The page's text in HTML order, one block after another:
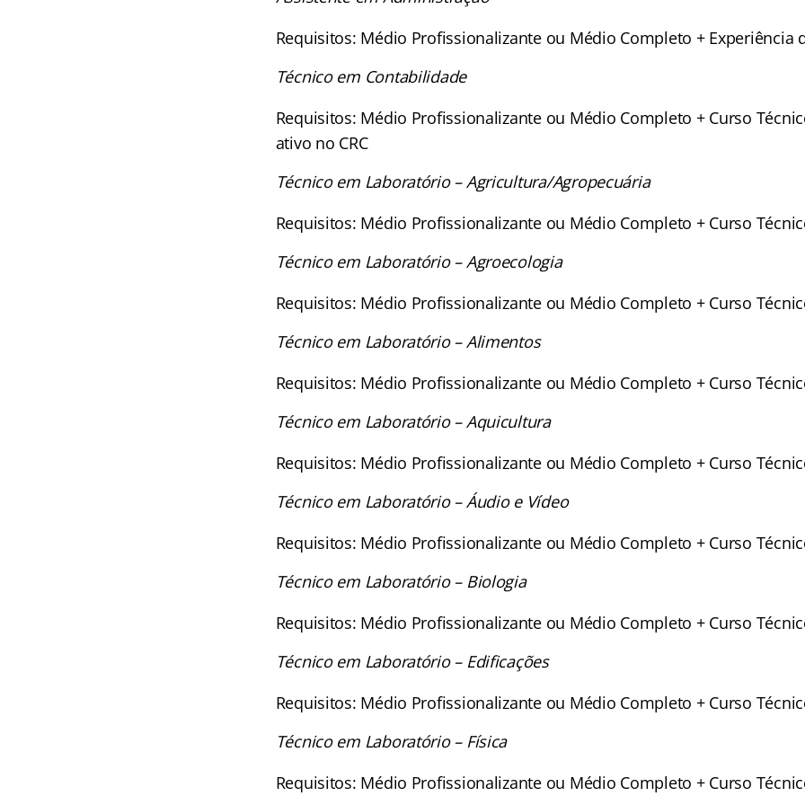
Requisitos: Médio Profissionalizante ou Médio Completo + Experiência
Técnico em Contabilidade
Requisitos: Médio Profissionalizante ou Médio Completo + Curso
ativo no CRC
Técnico em Laboratório – Agricultura/Agropecuária
Requisitos: Médio Profissionalizante ou Médio Completo + Curso
Técnico em Laboratório – Agroecologia
Requisitos: Médio Profissionalizante ou Médio Completo + Curso
Técnico em Laboratório – Alimentos
Requisitos: Médio Profissionalizante ou Médio Completo + Curso
Técnico em Laboratório – Aquicultura
Requisitos: Médio Profissionalizante ou Médio Completo + Curso
Técnico em Laboratório – Áudio e Vídeo
Requisitos: Médio Profissionalizante ou Médio Completo + Curso
Técnico em Laboratório – Biologia
Requisitos: Médio Profissionalizante ou Médio Completo + Curso
Técnico em Laboratório – Edificações
Requisitos: Médio Profissionalizante ou Médio Completo + Curso
Técnico em Laboratório – Física
Requisitos: Médio Profissionalizante ou Médio Completo + Curso